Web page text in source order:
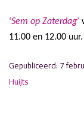
‘Sem op Zaterdag’
11.00 en 12.00
Gepubliceerd: 7
Huijts